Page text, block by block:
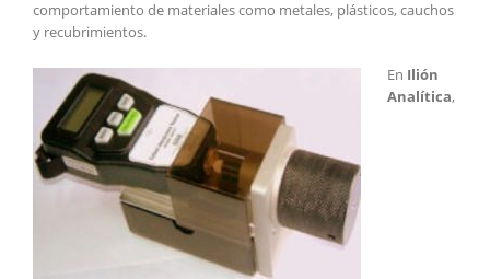
comportamiento de materiales como metales, plásticos, cauchos
y recubrimientos.
En Ilión
Analítica,